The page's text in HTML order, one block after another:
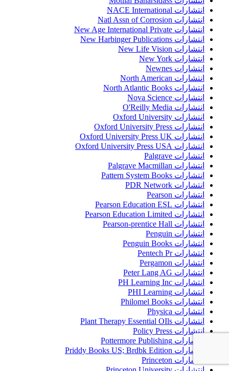
انتشارات NACE International
انتشارات Natl Assn of Corrosion
انتشارات New Age International Private
انتشارات New Harbinger Publications
انتشارات New Life Vision
انتشارات New York
انتشارات Newnes
انتشارات North American
انتشارات North Atlantic Books
انتشارات Nova Science
انتشارات O'Reilly Media
انتشارات Oxford University
انتشارات Oxford University Press
انتشارات Oxford University Press UK
انتشارات Oxford University Press USA
انتشارات Palgrave
انتشارات Palgrave Macmillan
انتشارات Pattern System Books
انتشارات PDR Network
انتشارات Pearson
انتشارات Pearson Education ESL
انتشارات Pearson Education Limited
انتشارات Pearson-prentice Hall
انتشارات Penguin
انتشارات Penguin Books
انتشارات Pentech Pr
انتشارات Pergamon
انتشارات Peter Lang AG
انتشارات PH Learning Inc
انتشارات PHI Learning
انتشارات Philomel Books
انتشارات Physica
انتشارات Plant Therapy Essential OIls
انتشارات Policy Press
انتشارات Pottermore Publishing
انتشارات Priddy Books US; Brdbk Edition
انتشارات Princeton